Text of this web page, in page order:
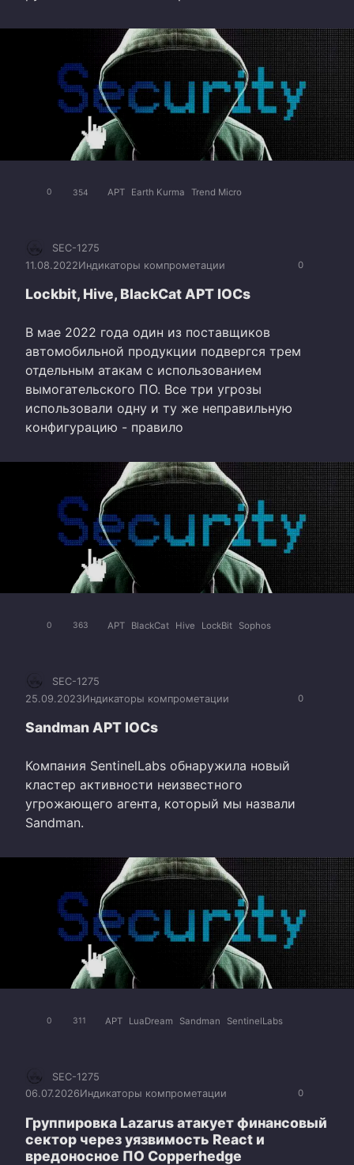
0 354 APT Earth Kurma Trend Micro
0
SEC-1275
11.08.2022Индикаторы компрометации
Lockbit, Hive, BlackCat APT IOCs
В мае 2022 года один из поставщиков
автомобильной продукции подвергся трем
отдельным атакам с использованием
вымогательского ПО. Все три угрозы
использовали одну и ту же неправильную
конфигурацию - правило
0 363 APT BlackCat Hive LockBit Sophos
0
SEC-1275
25.09.2023Индикаторы компрометации
Sandman APT IOCs
Компания SentinelLabs обнаружила новый
кластер активности неизвестного
угрожающего агента, который мы назвали
Sandman.
0 311 APT LuaDream Sandman SentinelLabs
0
SEC-1275
06.07.2026Индикаторы компрометации
Группировка Lazarus атакует финансовый
сектор через уязвимость React и
вредоносное ПО Copperhedge